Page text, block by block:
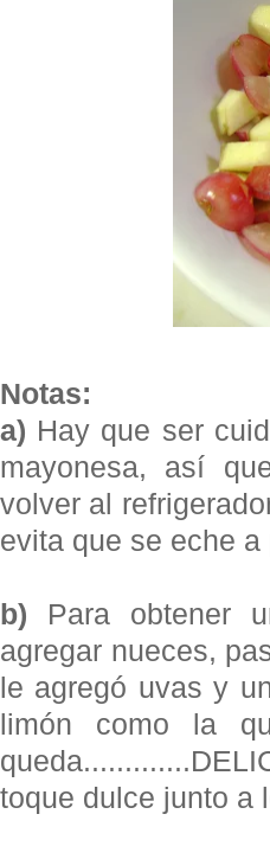
Notas:
a) Hay que ser
mayonesa, así
volver al
evita que se eche a
b)
Para obtener
agregar nueces,
le agregó uvas y
limón como la
toque dulce junto a